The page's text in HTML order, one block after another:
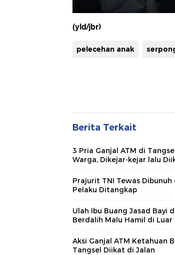
(yld/jbr)
pelecehan anak
Berita Terkait
3 Pria Ganjal ATM di
Warga, Dikejar-kejar lalu
Prajurit TNI Tewas
Pelaku Ditangkap
Ulah Ibu Buang Jasad Bayi
Berdalih Malu Hamil di Luar
Aksi Ganjal ATM Ketahuan
Tangsel Diikat di Jalan